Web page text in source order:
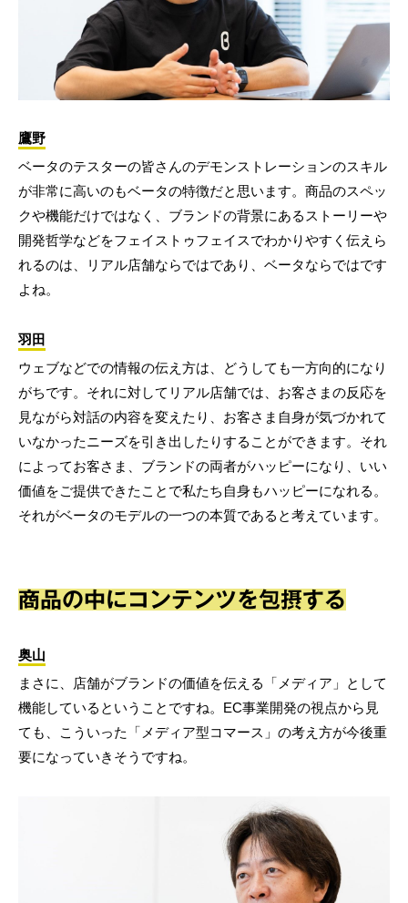
鷹野
ベータのテスターの皆さんのデモンストレーションのスキル
が非常に高いのもベータの特徴だと思います。商品のスペッ
クや機能だけではなく、ブランドの背景にあるストーリーや
開発哲学などをフェイストゥフェイスでわかりやすく伝えら
れるのは、リアル店舗ならではであり、ベータならではです
よね。
羽田
ウェブなどでの情報の伝え方は、どうしても一方向的になり
がちです。それに対してリアル店舗では、お客さまの反応を
見ながら対話の内容を変えたり、お客さま自身が気づかれて
いなかったニーズを引き出したりすることができます。それ
によってお客さま、ブランドの両者がハッピーになり、いい
価値をご提供できたことで私たち自身もハッピーになれる。
それがベータのモデルの一つの本質であると考えています。
商品の中にコンテンツを包摂する
奥山
まさに、店舗がブランドの価値を伝える「メディア」として
機能しているということですね。EC事業開発の視点から見
ても、こういった「メディア型コマース」の考え方が今後重
要になっていきそうですね。